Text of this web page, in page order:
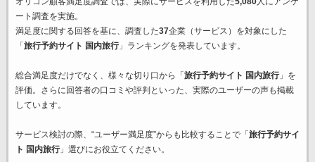
ート調査を実施。
満足度に関する回答を基に、調査した37企業（サービス）を対象にした
「 旅行予約サイト 国内旅行」ランキングを発表しています。
総合満足度だけでなく、様々な切り口から「 旅行予約サイト 国内旅行」を
評価。さらに回答者の口コミや評判といった、実際のユーザーの声も掲載
しています。
サービス検討の際、“ユーザー満足度”からも比較することで「 旅行予約サイ
ト 国内旅行」選びにお役立てください。